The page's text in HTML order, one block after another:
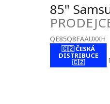
85"
QE85Q8FAAUXXH
🇨🇿 ČESKÁ
DISTRIBUCE
🇨🇿